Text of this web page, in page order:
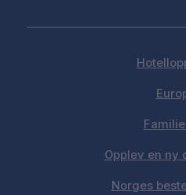
Opplev en ny
Norges